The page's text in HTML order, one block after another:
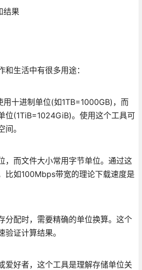
结果
生活中有很多用途：
用十进制单位(如1TB=1000GB)，而
位(1TiB=1024GiB)。使用这个工具可
。
，而文件大小常用字节单位。通过这
比如100Mbps带宽的理论下载速度是
分配时，需要精确的单位换算。这个
证计算结果。
爱好者，这个工具是理解存储单位关